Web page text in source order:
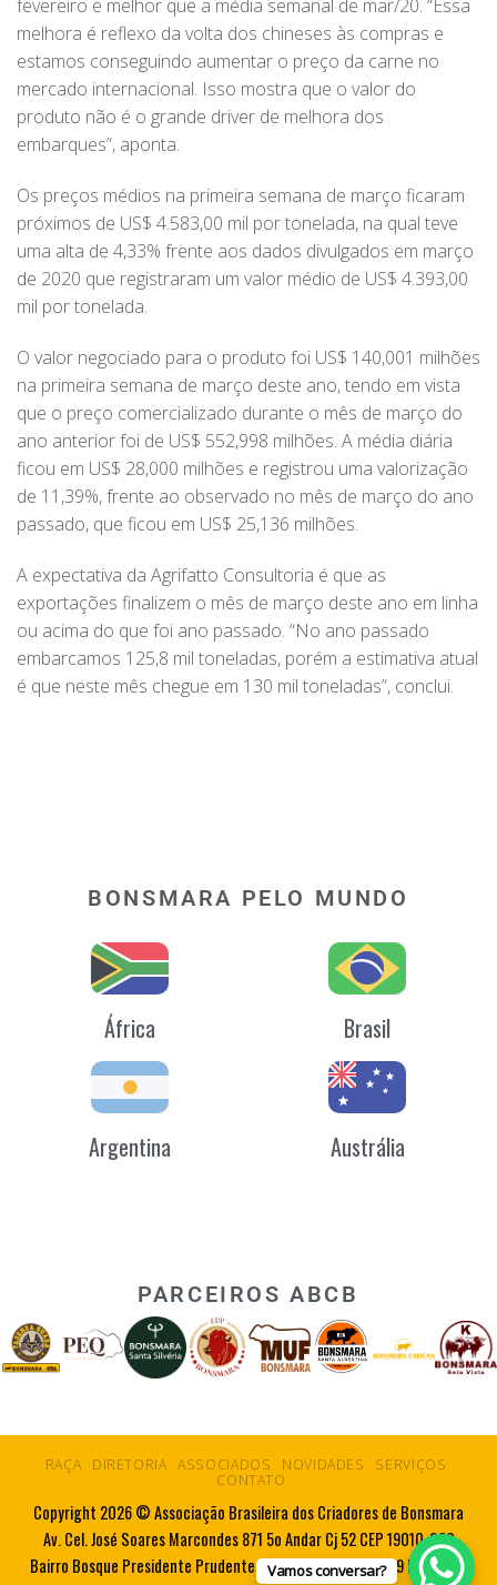
fevereiro e melhor que a média semanal de mar/20. “Essa
melhora é reflexo da volta dos chineses às compras e
estamos conseguindo aumentar o preço da carne no
mercado internacional. Isso mostra que o valor do
produto não é o grande driver de melhora dos
embarques”, aponta.
Os preços médios na primeira semana de março ficaram
próximos de US$ 4.583,00 mil por tonelada, na qual teve
uma alta de 4,33% frente aos dados divulgados em março
de 2020 que registraram um valor médio de US$ 4.393,00
mil por tonelada.
O valor negociado para o produto foi US$ 140,001 milhões
na primeira semana de março deste ano, tendo em vista
que o preço comercializado durante o mês de março do
ano anterior foi de US$ 552,998 milhões. A média diária
ficou em US$ 28,000 milhões e registrou uma valorização
de 11,39%, frente ao observado no mês de março do ano
passado, que ficou em US$ 25,136 milhões.
A expectativa da Agrifatto Consultoria é que as
exportações finalizem o mês de março deste ano em linha
ou acima do que foi ano passado. “No ano passado
embarcamos 125,8 mil toneladas, porém a estimativa atual
é que neste mês chegue em 130 mil toneladas”, conclui.
BONSMARA PELO MUNDO
África Brasil
Argentina Austrália
PARCEIROS ABCB
RAÇA DIRETORIA ASSOCIADOS NOVIDADES
SERVIÇOS
CONTATO
Copyright 2026 © Associação Brasileira dos Criadores de Bonsmara
Av. Cel. José Soares Marcondes 871 5o Andar Cj 52 CEP 19010-080
Bairro Bosque Presidente Prudente SP Tel. 55 18 3223 5719 Fax. 55 18
Vamos conversar?